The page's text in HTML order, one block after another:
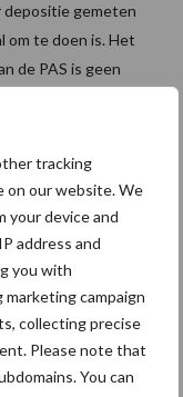
tracking
on our website. We
your device and
address and
you with
campaign
collecting precise
Please note that
You can
depositie gemeten
om te doen is. Het
de PAS is geen
minder verzuring. Dit
natuur.
zitting over
blijft